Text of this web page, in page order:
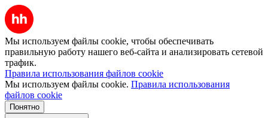
Мы используем файлы cookie, чтобы обеспечивать
правильную работу нашего веб-сайта и анализировать сетевой
трафик.
Правила использования файлов cookie
Мы используем файлы cookie. Правила использования
файлов cookie
Понятно